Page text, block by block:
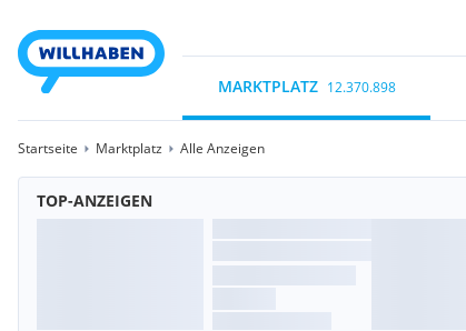
MARKTPLATZ 12.370.898
Startseite Marktplatz Alle Anzeigen
TOP-ANZEIGEN